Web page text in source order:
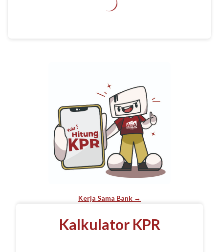
Kerja Sama Bank →
Kalkulator KPR